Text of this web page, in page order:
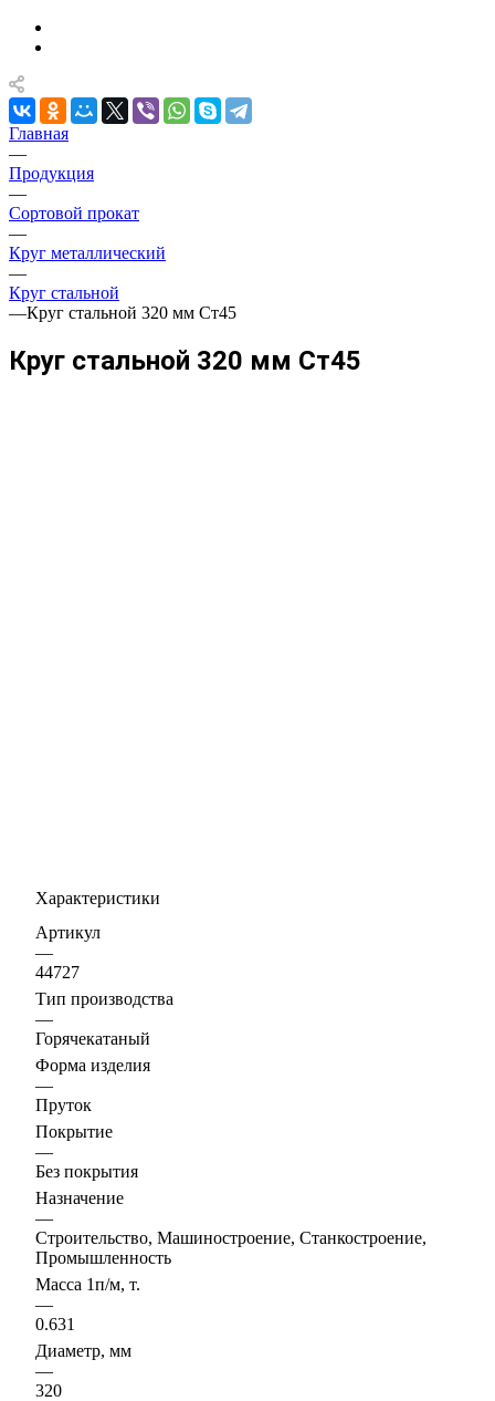
Главная
—
Продукция
—
Сортовой прокат
—
Круг металлический
—
Круг стальной
—Круг стальной 320 мм Ст45
Круг стальной 320 мм Ст45
Характеристики
Артикул
—
44727
Тип производства
—
Горячекатаный
Форма изделия
—
Пруток
Покрытие
—
Без покрытия
Назначение
—
Строительство, Машиностроение, Станкостроение,
Промышленность
Масса 1п/м, т.
—
0.631
Диаметр, мм
—
320